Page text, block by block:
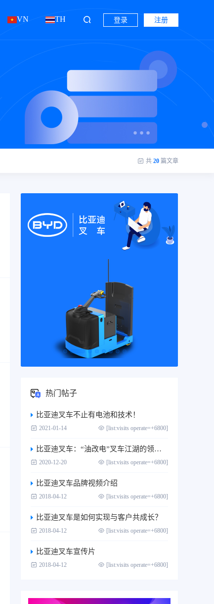
VN TH 登录 注册
共 20 篇文章
热门帖子
比亚迪叉车不止有电池和技术！
2021-01-14 [list:visits operate=+6800]
比亚迪叉车：“油改电”叉车江湖的领跑者
2020-12-20 [list:visits operate=+6800]
比亚迪叉车品牌视频介绍
2018-04-12 [list:visits operate=+6800]
比亚迪叉车是如何实现与客户共成长？
2018-04-12 [list:visits operate=+6800]
比亚迪叉车宣传片
2018-04-12 [list:visits operate=+6800]